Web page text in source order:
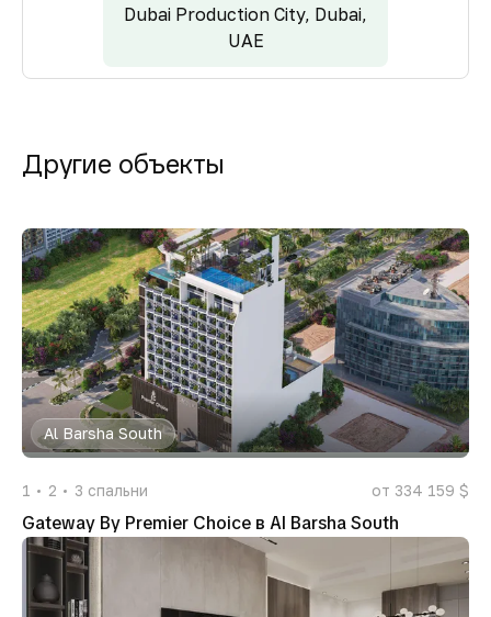
Dubai Production City, Dubai,
UAE
Другие объекты
Al Barsha South
1 2 3 спальни от 334 159 $
Gateway By Premier Choice в Al Barsha South